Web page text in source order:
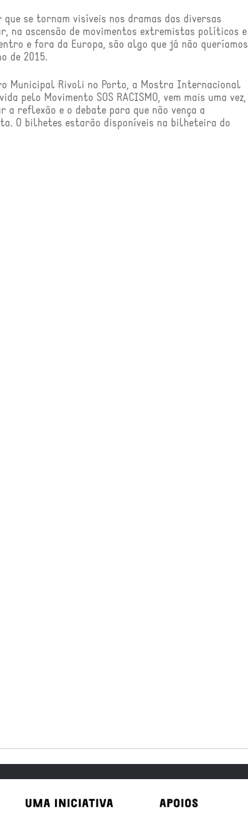
se tornam visí­veis nos dramas das diversas
na ascensão de movimentos extremistas polí­ticos e
e fora da Europa, são algo que já não querí­amos
de 2015.
Municipal Rivoli no Porto, a Mostra Internacional
pelo Movimento SOS RACISMO, vem mais uma vez,
a reflexão e o debate para que não vença a
O bilhetes estarão disponí­veis na bilheteira do